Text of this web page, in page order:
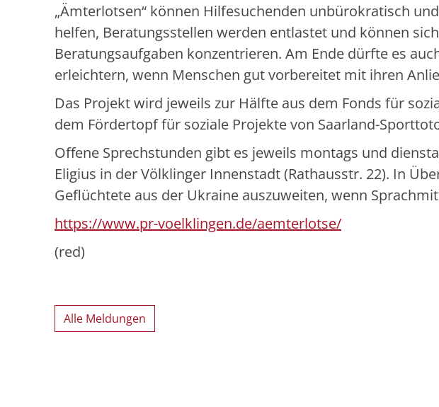
„Ämterlotsen“ können Hilfesuchenden unbürokratisch
helfen, Beratungsstellen werden entlastet und können
Beratungsaufgaben konzentrieren. Am Ende dürfte es
erleichtern, wenn Menschen gut vorbereitet mit ihren
Das Projekt wird jeweils zur Hälfte aus dem Fonds für
dem Fördertopf für soziale Projekte von Saarland-
Offene Sprechstunden gibt es jeweils montags und
Eligius in der Völklinger Innenstadt (Rathausstr. 22). In
Geflüchtete aus der Ukraine auszuweiten, wenn
https://www.pr-voelklingen.de/aemterlotse/
(red)
Alle Meldungen